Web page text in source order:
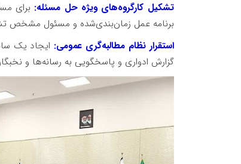
تشکیل کارگروه‌های ویژه حل مسئله: برای
برنامه عمل زمان‌بندی‌شده و مسئول مشخص
استقرار نظام مطالبه‌گری عمومی: ایجاد یک
گزارش ادواری و پاسخگویی به رسانه‌ها و